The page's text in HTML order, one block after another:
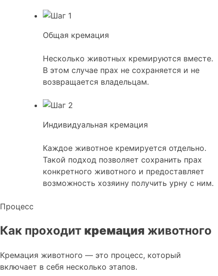
Общая кремация
Несколько животных кремируются вместе.
В этом случае прах не сохраняется и не
возвращается владельцам.
Индивидуальная кремация
Каждое животное кремируется отдельно.
Такой подход позволяет сохранить прах
конкретного животного и предоставляет
возможность хозяину получить урну с ним.
Процесс
Как проходит кремация животного
Кремация животного — это процесс, который
включает в себя несколько этапов.